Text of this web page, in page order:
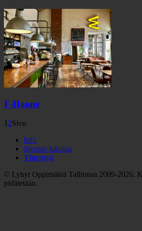
F-Hoone
1 2Sivu
Info
Sivusto lukuina
Yhteistyö
© Lyhyt Oppimäärä Tallinnaa 2009-2026.
pidätetään.